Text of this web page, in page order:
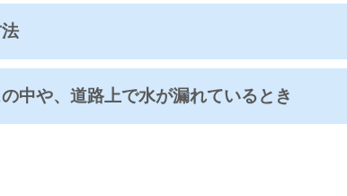
中や、道路上で水が漏れているとき